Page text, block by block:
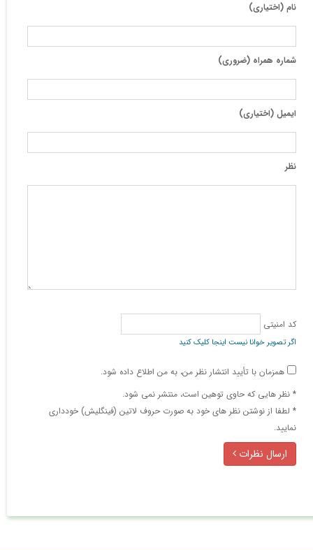
نام (اختیاری)
شماره همراه (ضروری)
ایمیل (اختیاری)
نظر
کد امنیتی
اگر تصویر خوانا نیست اینجا کلیک کنید
همزمان با تأیید انتشار نظر من، به من اطلاع داده شود.
* نظر هایی كه حاوی توهین است، منتشر نمی شود.
* لطفا از نوشتن نظر های خود به صورت حروف لاتین (فینگلیش) خودداری
نمایید.
ارسال نظرات